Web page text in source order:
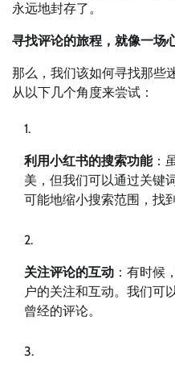
永远地封存了。
寻找评论的旅程，就像一场
那么，我们该如何寻找那些
从以下几个角度来尝试：
利用小红书的搜索功能：
美，但我们可以通过关键
可能地缩小搜索范围，找
关注评论的互动 ：有时候
户的关注和互动。我们可
曾经的评论。